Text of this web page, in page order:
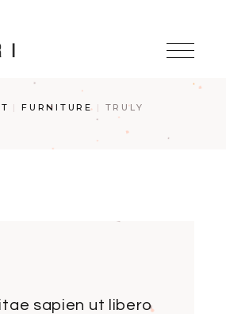
FURNITURE
TRULY
sapien ut libero